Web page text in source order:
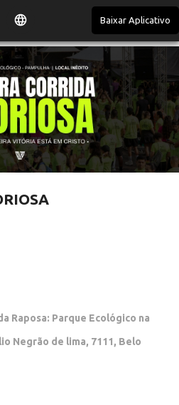
Baixar Aplicativo
Raposa: Parque Ecológico na
Negrão de lima, 7111, Belo